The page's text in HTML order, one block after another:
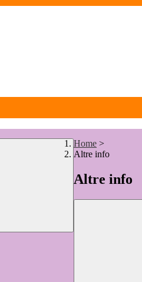
Home >
Altre info
Altre info